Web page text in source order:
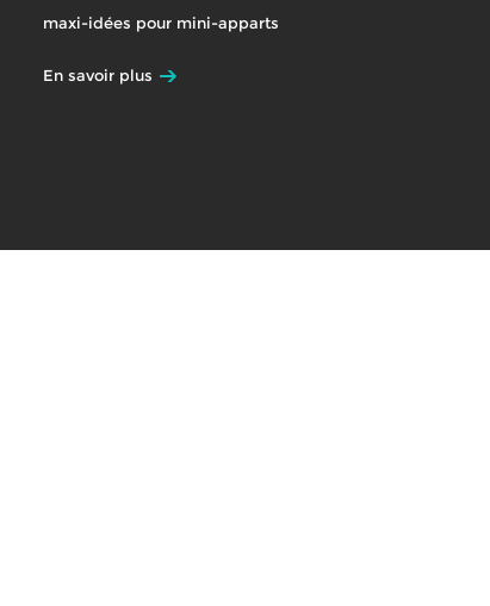
maxi-idées pour mini-apparts
En savoir plus